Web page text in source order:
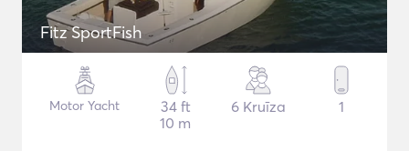
Fitz SportFish
Motor Yacht
34 ft
10 m
6 Kruīza 1